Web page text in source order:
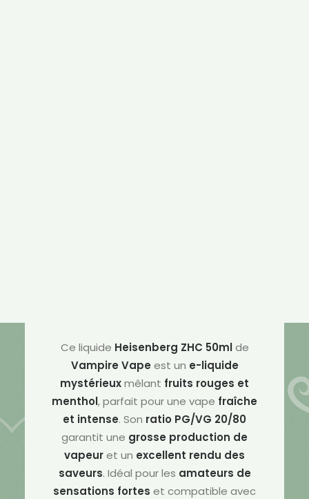
Ce liquide Heisenberg ZHC 50mlde
Vampire Vape est un e-liquide
mystérieuxmêlant fruits rouges et
menthol, parfait pour une vape fraîche
et intense. Son ratio PG/VG 20/80
garantit une grosse production de
vapeuret un excellent rendu des
saveurs. Idéal pour les amateurs de
sensations fortes et compatible avec